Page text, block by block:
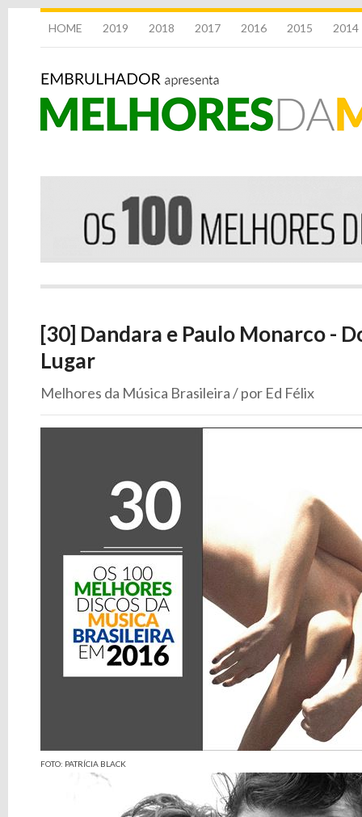
HOME 2019 2018 2017 2016 2015 2014
[30] Dandara e Paulo Monarco -
Lugar
Melhores da Música Brasileira / por Ed Félix
FOTO: PATRÍCIA BLACK